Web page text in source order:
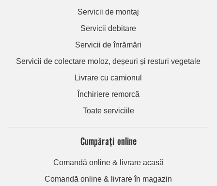
Servicii de montaj
Servicii debitare
Servicii de înrămări
Servicii de colectare moloz, deșeuri și resturi vegetale
Livrare cu camionul
Închiriere remorcă
Toate serviciile
Cumpărați online
Comandă online & livrare acasă
Comandă online & livrare în magazin